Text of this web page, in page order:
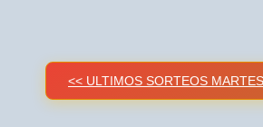
<< ULTIMOS SORTEOS